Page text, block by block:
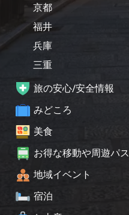
京都
福井
兵庫
三重
旅の安心/安全情報
みどころ
美食
お得な移動や周遊パス
地域イベント
宿泊